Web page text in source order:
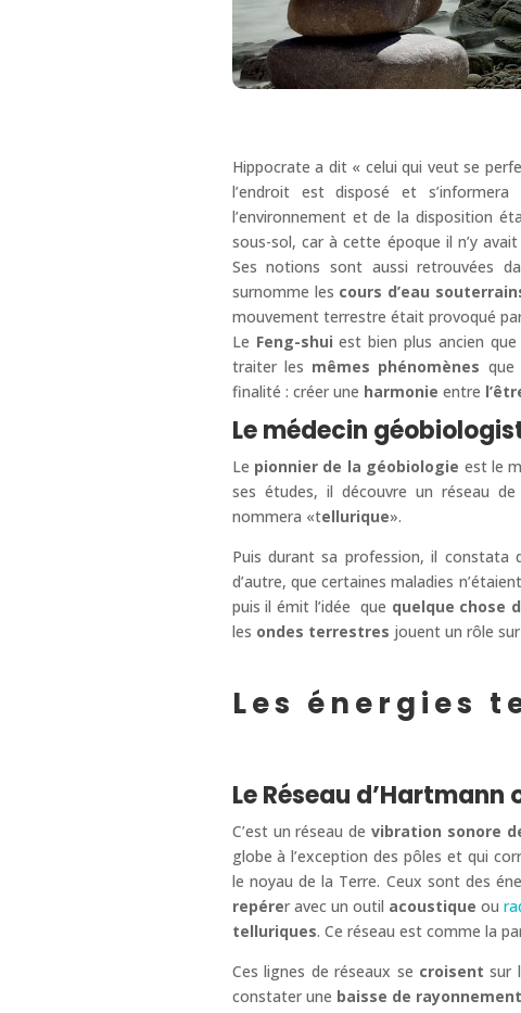
Hippocrate a dit « celui qui veut se
l’endroit est disposé et
l’environnement et de la disposition
sous-sol, car à cette époque il n’y avait
Ses notions sont aussi retrouvées
surnomme les cours d’eau
mouvement terrestre était provoqué
Le Feng-shui est bien plus ancien que
traiter les mêmes phénomènes que
finalité : créer une harmonie entre
Le médecin
Le pionnier de la géobiologie est le
ses études, il découvre un réseau
nommera «tellurique».
Puis durant sa profession, il constata
d’autre, que certaines maladies
puis il émit l’idée que quelque chose
les ondes terrestres jouent un rôle
Les énergies
Le Réseau d’Hartmann
C’est un réseau devibration sonore
globe à l’exception des pôles et qui
le noyau de la Terre. Ceux sont des
repérer avec un outil acoustique ou
telluriques. Ce réseau est comme la
Ces lignes de réseaux se croisent sur
constater une baisse de rayonnement